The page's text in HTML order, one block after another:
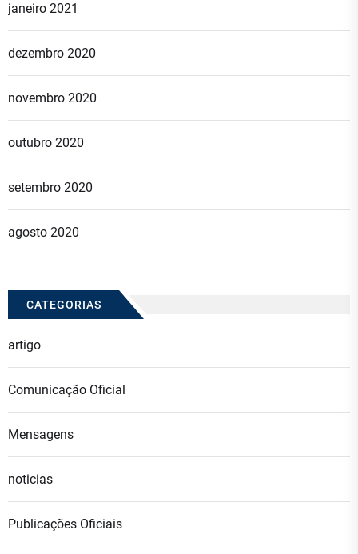
janeiro 2021
dezembro 2020
novembro 2020
outubro 2020
setembro 2020
agosto 2020
CATEGORIAS
artigo
Comunicação Oficial
Mensagens
noticias
Publicações Oficiais